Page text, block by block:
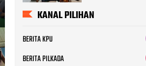
KANAL PILIHAN
BERITA KPU
BERITA PILKADA